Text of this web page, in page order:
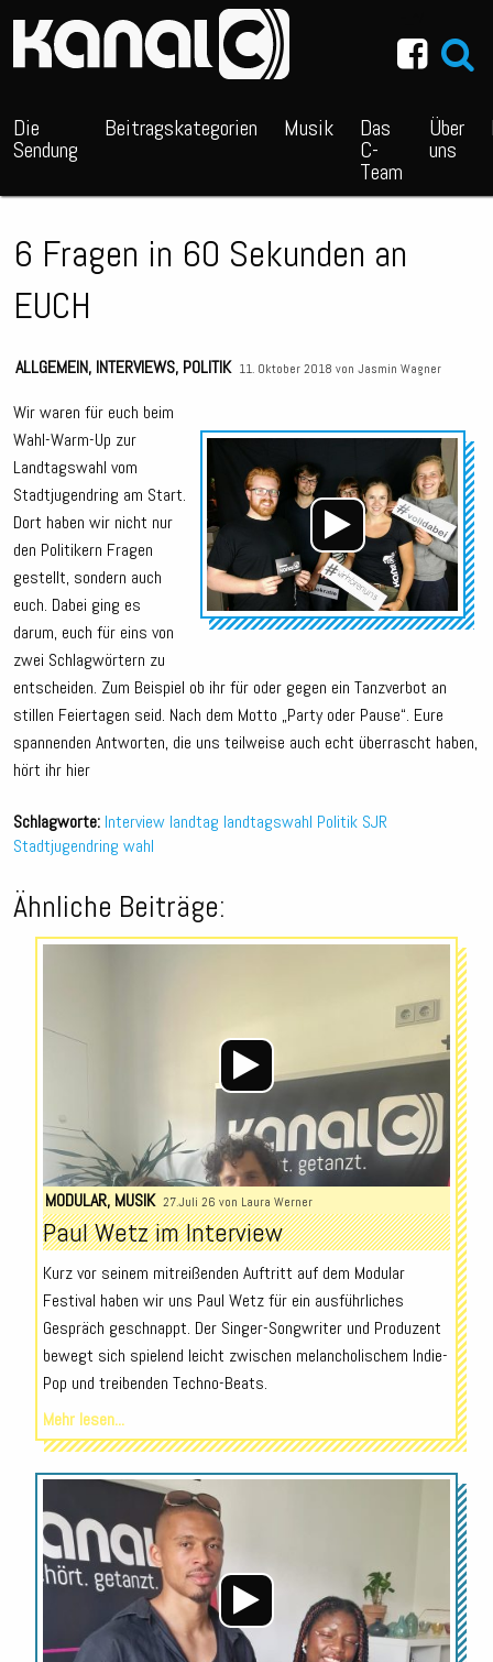
Die
Sendung
Beitragskategorien Musik Das
C-
Team
Über
uns
6 Fragen in 60 Sekunden an
EUCH
ALLGEMEIN, INTERVIEWS, POLITIK 11. Oktober 2018 von Jasmin Wagner
Wir waren für euch beim
Wahl-Warm-Up zur
Landtagswahl vom
Stadtjugendring am Start.
Dort haben wir nicht nur
den Politikern Fragen
gestellt, sondern auch
euch. Dabei ging es
darum, euch für eins von
zwei Schlagwörtern zu
entscheiden. Zum Beispiel ob ihr für oder gegen ein Tanzverbot an
stillen Feiertagen seid. Nach dem Motto „Party oder Pause“. Eure
spannenden Antworten, die uns teilweise auch echt überrascht haben,
hört ihr hier
Schlagworte: Interview landtag landtagswahl Politik SJR
Stadtjugendring wahl
Ähnliche Beiträge:
Audio-
Player
MODULAR, MUSIK 27.Juli 26 von Laura Werner
Paul Wetz im Interview
Kurz vor seinem mitreißenden Auftritt auf dem Modular
Festival haben wir uns Paul Wetz für ein ausführliches
Gespräch geschnappt. Der Singer-Songwriter und Produzent
bewegt sich spielend leicht zwischen melancholischem Indie-
Pop und treibenden Techno-Beats.
Mehr lesen...
Audio-
Player